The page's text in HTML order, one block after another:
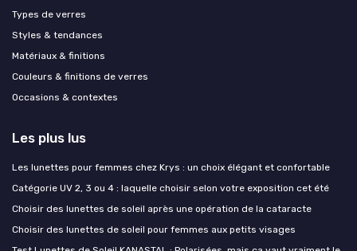
Types de verres
Styles & tendances
Matériaux & finitions
Couleurs & finitions de verres
Occasions & contextes
Les plus lus
Les lunettes pour femmes chez Krys : un choix élégant et confortable
Catégorie UV 2, 3 ou 4 : laquelle choisir selon votre exposition cet été
Choisir des lunettes de soleil après une opération de la cataracte
Choisir des lunettes de soleil pour femmes aux petits visages